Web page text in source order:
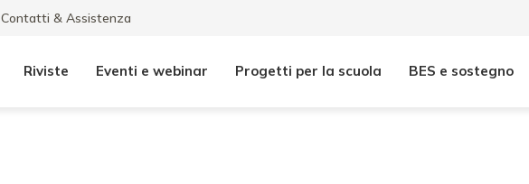
Contatti & Assistenza
Riviste Eventi e webinar Progetti per la scuola BES e sostegno